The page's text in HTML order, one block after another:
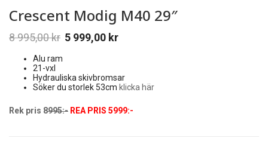
Crescent Modig M40 29″
8 995,00kr 5 999,00 kr
Alu ram
21-vxl
Hydrauliska skivbromsar
Söker du storlek 53cm klicka här
Rek pris 8995:- REA PRIS 5999:-